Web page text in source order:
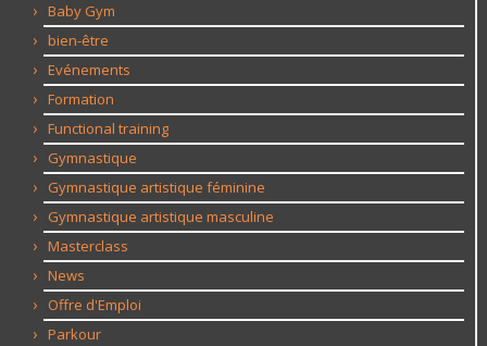
Baby Gym
bien-être
Evénements
Formation
Functional training
Gymnastique
Gymnastique artistique féminine
Gymnastique artistique masculine
Masterclass
News
Offre d'Emploi
Parkour